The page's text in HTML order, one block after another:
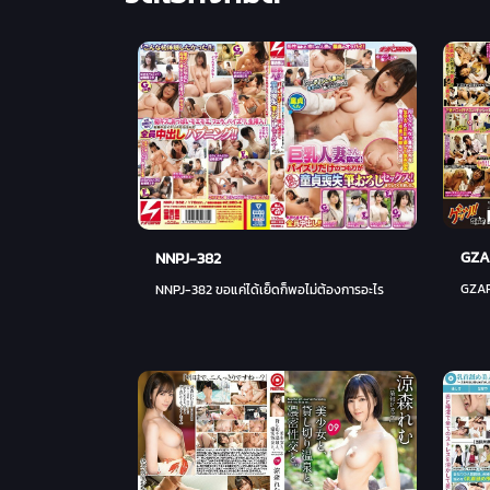
NNPJ-382
NNPJ-382 ขอแค่ได้เย็ดก็พอไม่ต้องการอะไร